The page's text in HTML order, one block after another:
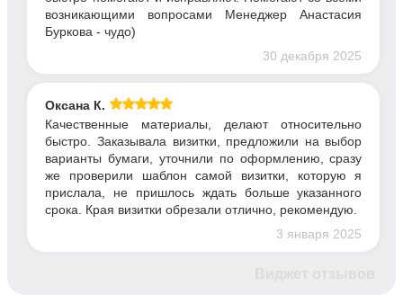
возникающими вопросами Менеджер Анастасия
Буркова - чудо)
30 декабря 2025
Оксана К.
Качественные материалы, делают относительно
быстро. Заказывала визитки, предложили на выбор
варианты бумаги, уточнили по оформлению, сразу
же проверили шаблон самой визитки, которую я
прислала, не пришлось ждать больше указанного
срока. Края визитки обрезали отлично, рекомендую.
3 января 2025